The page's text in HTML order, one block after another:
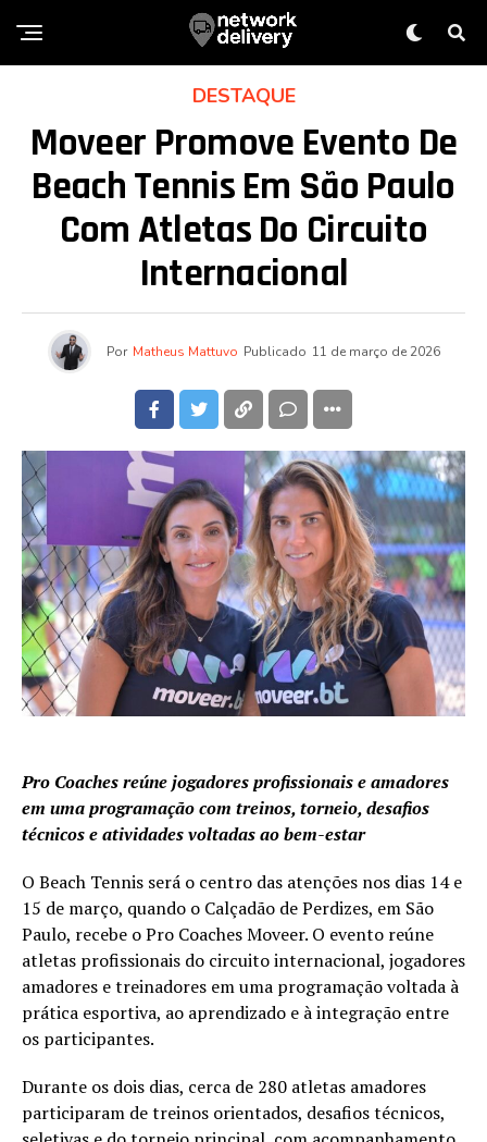
DESTAQUE
Moveer Promove Evento De
Beach Tennis Em São Paulo
Com Atletas Do Circuito
Internacional
Por Matheus Mattuvo Publicado 11 de março de 2026
Pro Coaches reúne jogadores profissionais e amadores
em uma programação com treinos, torneio, desafios
técnicos e atividades voltadas ao bem-estar
O Beach Tennis será o centro das atenções nos dias 14 e
15 de março, quando o Calçadão de Perdizes, em São
Paulo, recebe o Pro Coaches Moveer. O evento reúne
atletas profissionais do circuito internacional, jogadores
amadores e treinadores em uma programação voltada à
prática esportiva, ao aprendizado e à integração entre
os participantes.
Durante os dois dias, cerca de 280 atletas amadores
participaram de treinos orientados, desafios técnicos,